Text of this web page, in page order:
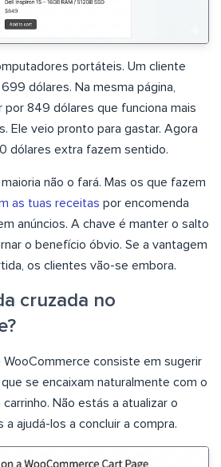
portáteis. Um cliente
dólares. Na mesma página,
por 849 dólares que funciona mais
Ele veio pronto para gastar. Agora
dólares extra fazem sentido.
não o fará. Mas os que fazem
as tuas receitas por encomenda
anúncios. A chave é manter o salto
o benefício óbvio. Se a vantagem
os clientes vão-se embora.
cruzada no
WooCommerce consiste em sugerir
se encaixam naturalmente com o
Não estás a atualizar o
a ajudá-los a concluir a compra.